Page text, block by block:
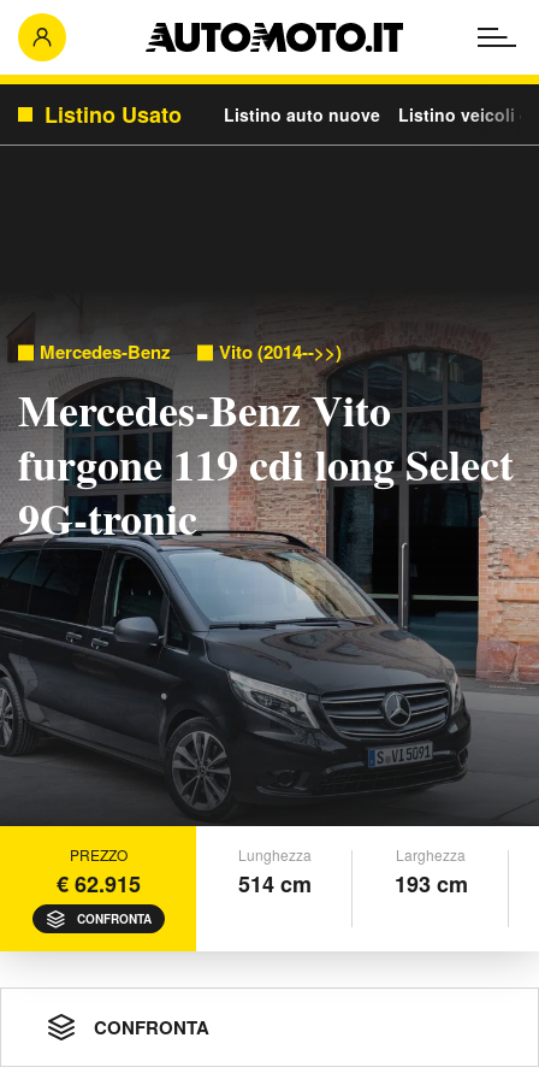
Listino Usato Listino auto nuove Listino veicoli
Mercedes-Benz Vito (2014-->>)
Mercedes-Benz Vito
furgone 119 cdi long Select
9G-tronic
PREZZO
€ 62.915
CONFRONTA
Lunghezza
514 cm
Larghezza
193 cm
CONFRONTA